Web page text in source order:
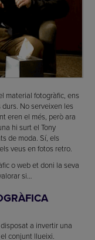
material fotogràfic, ens
No serveixen les
eren el més, però ara
hi surt el Tony
de moda. Sí, els
veus en fotos retro.
o web et doni la seva
si…
a invertir una
conjunt llueixi.